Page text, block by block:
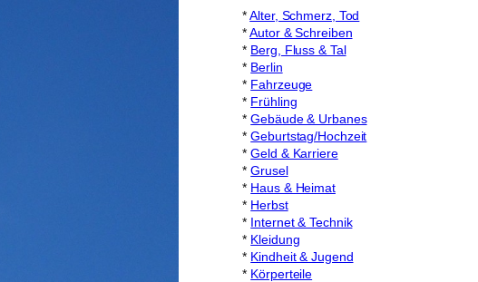
*Alter, Schmerz, Tod
*Autor & Schreiben
* Berg, Fluss & Tal
* Berlin
* Fahrzeuge
* Frühling
*Gebäude & Urbanes
*Geburtstag/Hochzeit
*Geld & Karriere
*Grusel
* Haus & Heimat
* Herbst
* Internet & Technik
* Kleidung
* Kindheit & Jugend
* Körperteile